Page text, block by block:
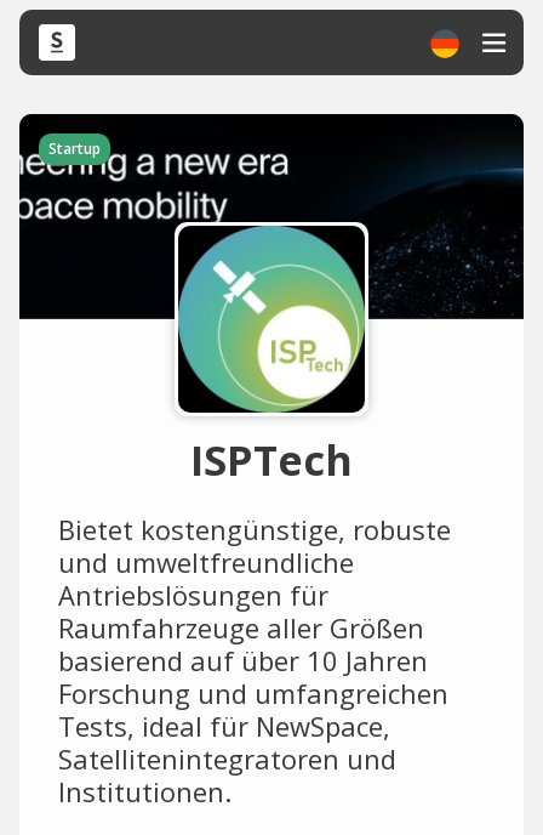
Startup
ISPTech
Bietet kostengünstige, robuste
und umweltfreundliche
Antriebslösungen für
Raumfahrzeuge aller Größen
basierend auf über 10 Jahren
Forschung und umfangreichen
Tests, ideal für NewSpace,
Satellitenintegratoren und
Institutionen.